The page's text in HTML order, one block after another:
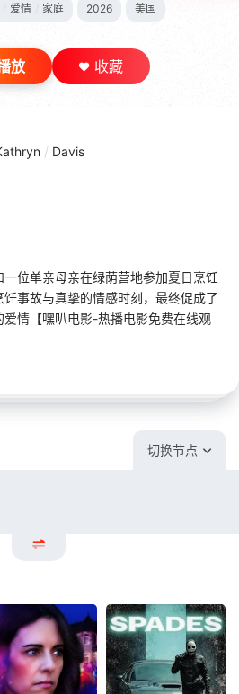
爱情 家庭 2026 美国
放 收藏
/ Davis
一位单亲母亲在绿荫营地参加夏日烹饪
事故与真挚的情感时刻，最终促成了
情【嘿叭电影-热播电影免费在线观
切换节点